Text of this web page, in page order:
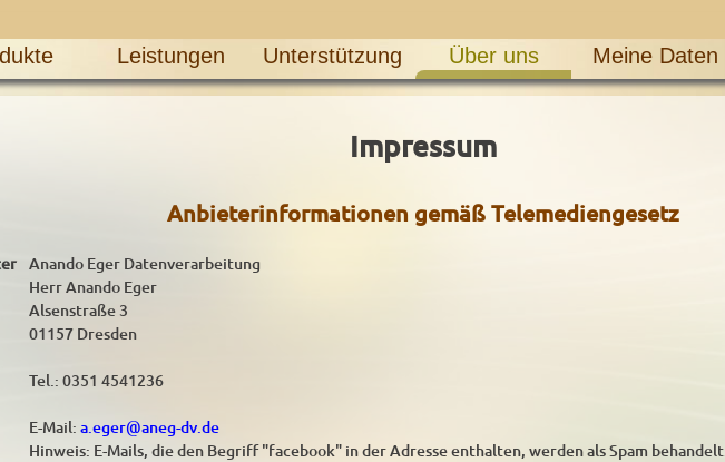
Leistungen Unterstützung Über uns Meine Daten
Impressum
Anbieterinformationen gemäß Telemediengesetz
Anando Eger Datenverarbeitung
Herr Anando Eger
Alsenstraße 3
01157 Dresden
Tel.: 0351 4541236
E-Mail: a.eger@aneg-dv.de
Hinweis: E-Mails, die den Begriff "facebook" in der Adresse enthalten, werden als Spam behandelt.